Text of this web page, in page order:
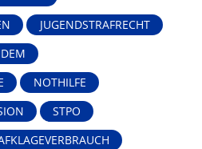
JUGENDSTRAFRECHT
NOTHILFE
STPO